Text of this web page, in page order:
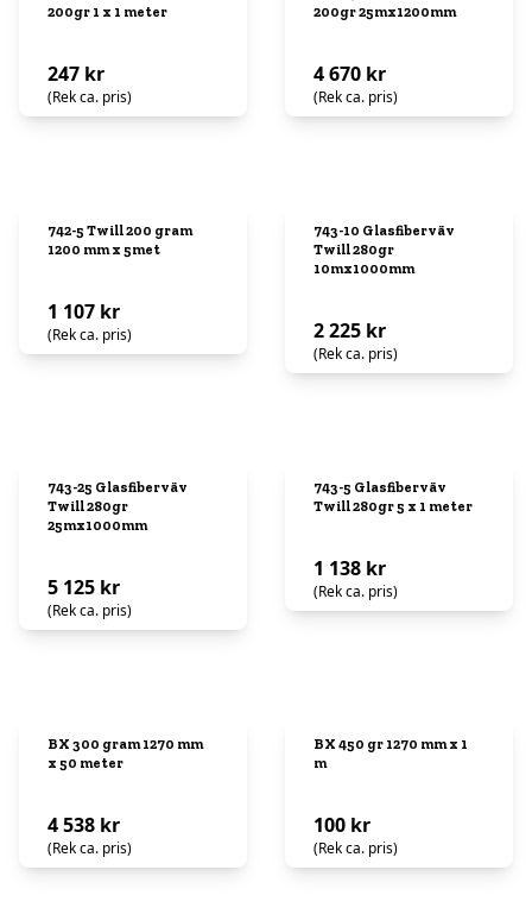
200gr 1 x 1 meter
247 kr
(Rek ca. pris)
200gr 25mx1200mm
4 670 kr
(Rek ca. pris)
742-5 Twill 200 gram
1200 mm x 5met
1 107 kr
(Rek ca. pris)
743-10 Glasfiberväv
Twill 280gr
10mx1000mm
2 225 kr
(Rek ca. pris)
743-25 Glasfiberväv
Twill 280gr
25mx1000mm
5 125 kr
(Rek ca. pris)
743-5 Glasfiberväv
Twill 280gr 5 x 1 meter
1 138 kr
(Rek ca. pris)
BX 300 gram 1270 mm
x 50 meter
4 538 kr
(Rek ca. pris)
BX 450 gr 1270 mm x 1
m
100 kr
(Rek ca. pris)